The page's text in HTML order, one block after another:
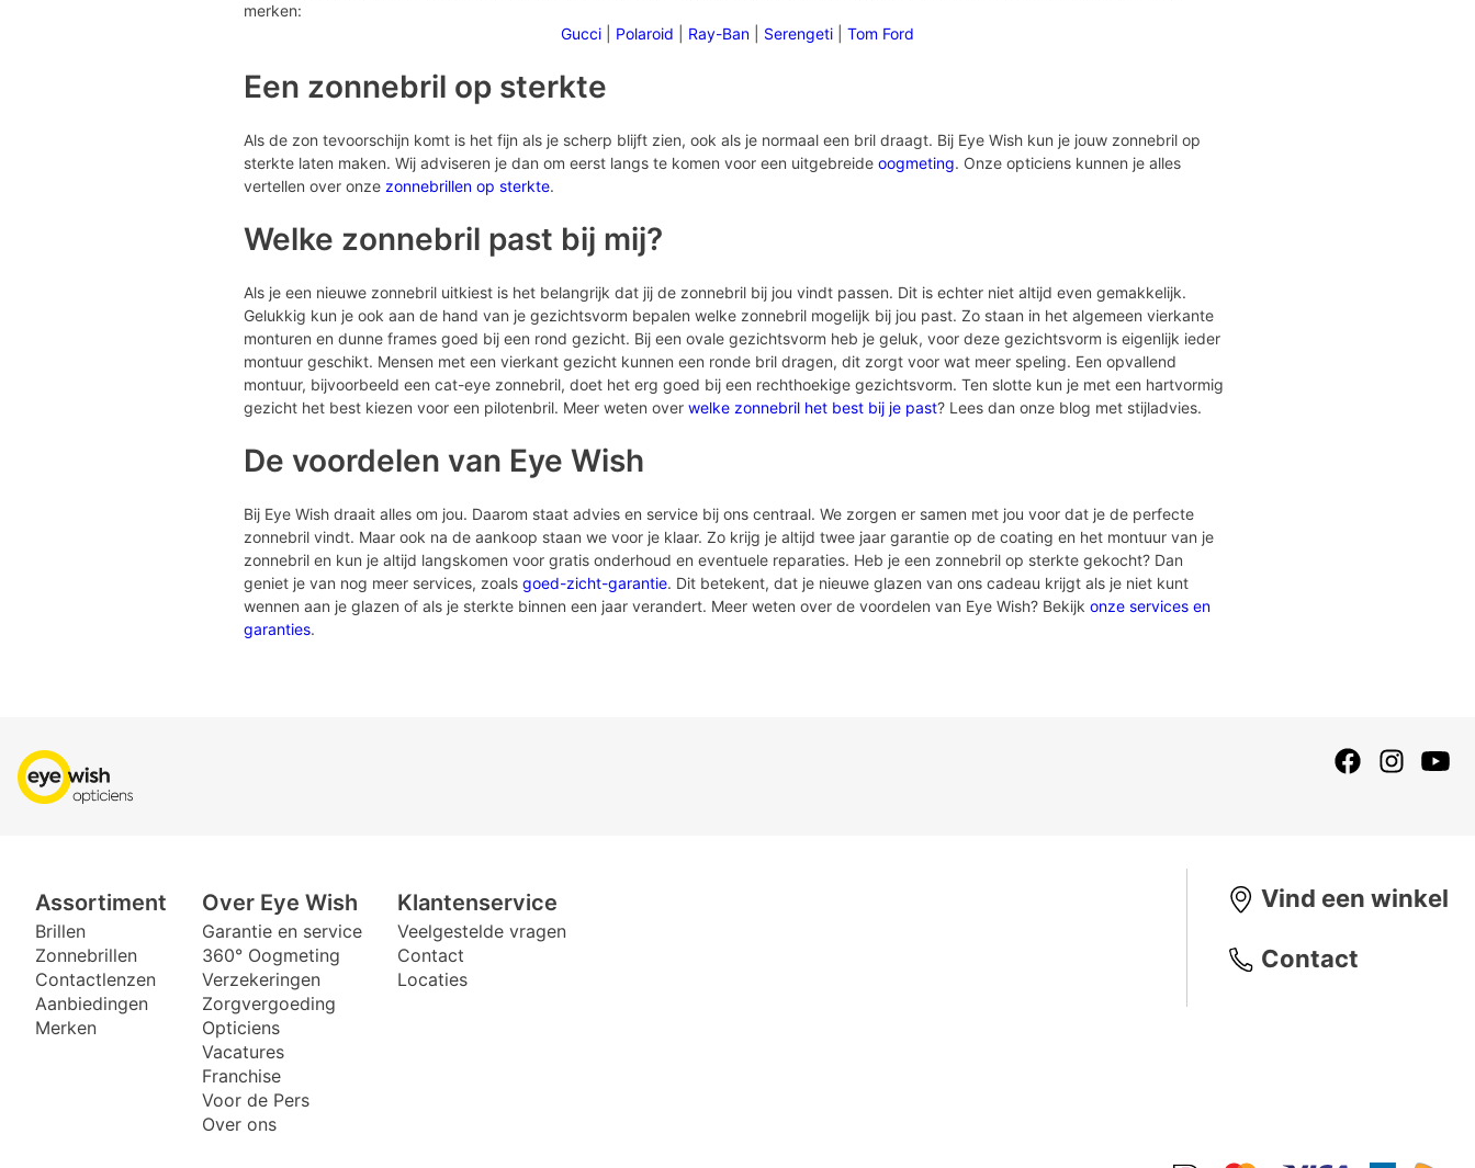
merken:
Gucci
Polaroid Ray-Ban Serengeti Tom Ford
Een zonnebril op sterkte
Als de zon tevoorschijn komt is het fijn als je scherp blijft zien, ook als je normaal een bril draagt. Bij Eye Wish kun je jouw zonnebril op
sterkte laten maken. Wij adviseren je dan om eerst langs te komen voor een uitgebreide oogmeting. Onze opticiens kunnen je alles
vertellen over onze zonnebrillen op sterkte.
Welke zonnebril past bij mij?
Als je een nieuwe zonnebril uitkiest is het belangrijk dat jij de zonnebril bij jou vindt passen. Dit is echter niet altijd even gemakkelijk.
Gelukkig kun je ook aan de hand van je gezichtsvorm bepalen welke zonnebril mogelijk bij jou past. Zo staan in het algemeen vierkante
monturen en dunne frames goed bij een rond gezicht. Bij een ovale gezichtsvorm heb je geluk, voor deze gezichtsvorm is eigenlijk ieder
montuur geschikt. Mensen met een vierkant gezicht kunnen een ronde bril dragen, dit zorgt voor wat meer speling. Een opvallend
montuur, bijvoorbeeld een cat-eye zonnebril, doet het erg goed bij een rechthoekige gezichtsvorm. Ten slotte kun je met een hartvormig
gezicht het best kiezen voor een pilotenbril. Meer weten over welke zonnebril het best bij je past? Lees dan onze blog met stijladvies.
De voordelen van Eye Wish
Bij Eye Wish draait alles om jou. Daarom staat advies en service bij ons centraal. We zorgen er samen met jou voor dat je de perfecte
zonnebril vindt. Maar ook na de aankoop staan we voor je klaar. Zo krijg je altijd twee jaar garantie op de coating en het montuur van je
zonnebril en kun je altijd langskomen voor gratis onderhoud en eventuele reparaties. Heb je een zonnebril op sterkte gekocht? Dan
geniet je van nog meer services, zoals goed-zicht-garantie. Dit betekent, dat je nieuwe glazen van ons cadeau krijgt als je niet kunt
wennen aan je glazen of als je sterkte binnen een jaar verandert. Meer weten over de voordelen van Eye Wish? Bekijk onze services en
garanties.
Assortiment
Brillen
Zonnebrillen
Contactlenzen
Aanbiedingen
Merken
Over Eye Wish
Garantie en service
360° Oogmeting
Verzekeringen
Zorgvergoeding
Opticiens
Vacatures
Franchise
Voor de Pers
Over ons
Klantenservice
Veelgestelde vragen
Contact
Locaties
Vind een winkel
Contact